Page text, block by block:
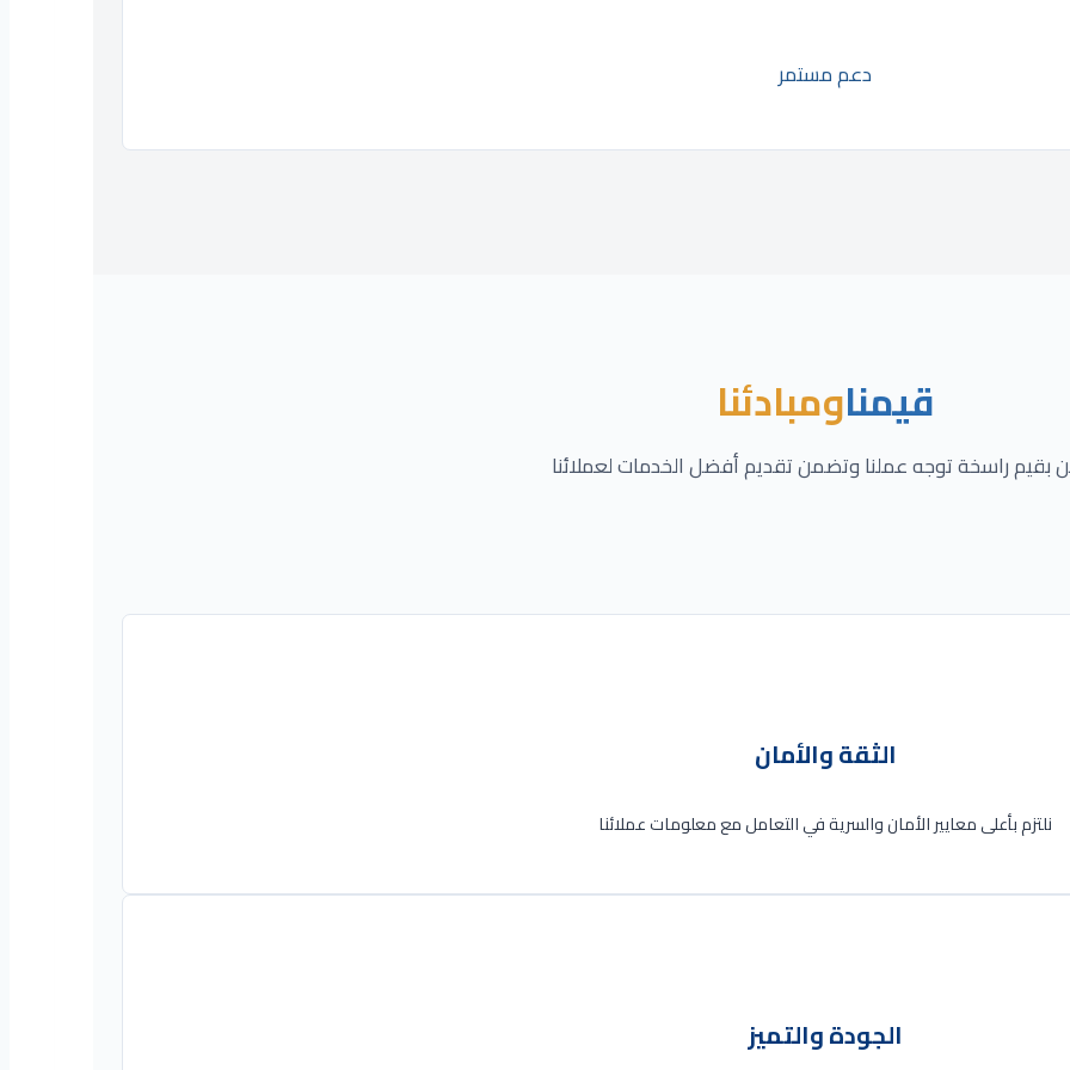
دعم مستمر
قيمناومبادئنا
بقيم راسخة توجه عملنا وتضمن تقديم أفضل الخدمات لعملائنا
الثقة والأمان
نلتزم بأعلى معايير الأمان والسرية في التعامل مع معلومات عملائنا
الجودة والتميز